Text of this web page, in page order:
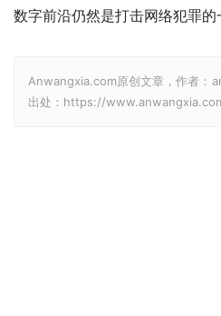
数字前沿仍然是打击网络犯罪的
Anwangxia.com原创文章，作者：
出处：https://